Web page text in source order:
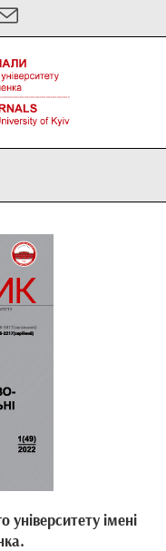
університету імені